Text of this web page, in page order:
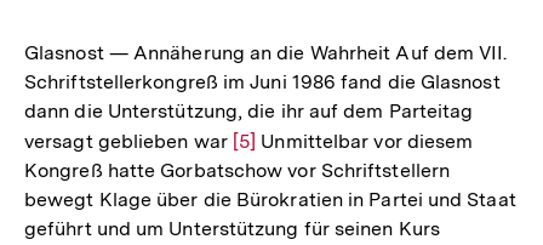
der
Fußnote
Glasnost — Annäherung an die Wahrheit Auf dem VII.
Schriftstellerkongreß im Juni 1986 fand die Glasnost
dann die Unterstützung, die ihr auf dem Parteitag
versagt geblieben war Zur
Auflösung
der
Fußnote
[5] Unmittelbar vor diesem
Kongreß hatte Gorbatschow vor Schriftstellern
bewegt Klage über die Bürokratien in Partei und Staat
geführt und um Unterstützung für seinen Kurs